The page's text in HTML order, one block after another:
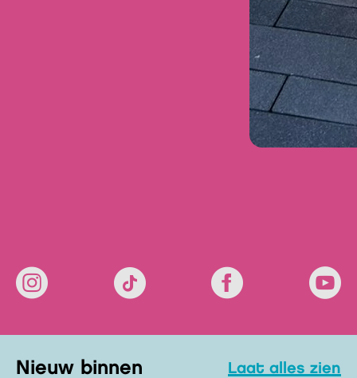
Nieuw binnen laat alles zien